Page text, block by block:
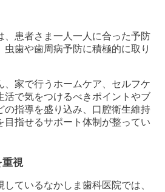
、患者さま一人一人に合った予防
虫歯や歯周病予防に積極的に取り
、家で行うホームケア、セルフケ
活で気をつけるべきポイントやブ
の指導を盛り込み、口腔衛生維持
目指せるサポート体制が整ってい
重視
ているなかしま歯科医院では、